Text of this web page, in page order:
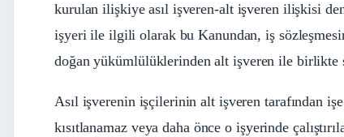
kurulan ilişkiye asıl işveren-alt işveren ilişkisi
işyeri ile ilgili olarak bu Kanundan, iş
doğan yükümlülüklerinden alt işveren ile birlikte
Asıl işverenin işçilerinin alt işveren tarafından
kısıtlanamaz veya daha önce o işyerinde